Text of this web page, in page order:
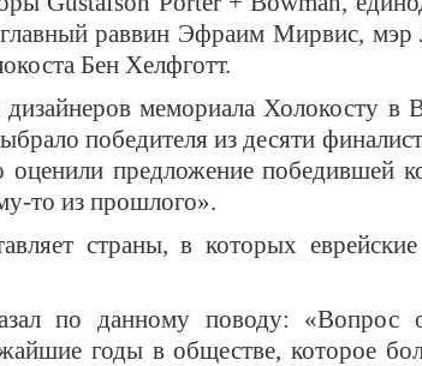
раввин Эфраим Мирвис,
Бен Хелфготт.
мемориала Холокосту в
победителя из десяти
предложение победившей
то из прошлого».
страны, в которых
по данному поводу:
годы в обществе, которое